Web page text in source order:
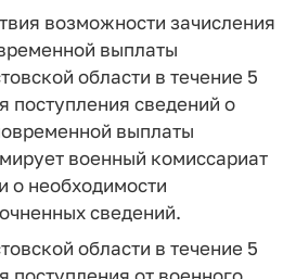
возможности зачисления
выплаты
области в течение 5
поступления сведений о
выплаты
военный комиссариат
о необходимости
сведений.
области в течение 5